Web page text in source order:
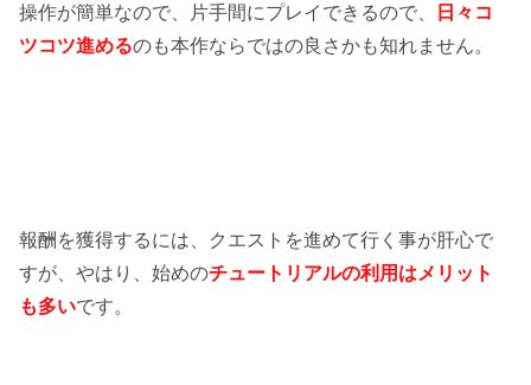
操作が簡単なので、片手間にプレイできるので、
日々コ
ツコツ進めるのも本作ならではの良さかも知れません。
報酬を獲得するには、クエストを進めて行く事が肝心で
すが、やはり、始めのチュートリアルの利用はメリット
も多いです。